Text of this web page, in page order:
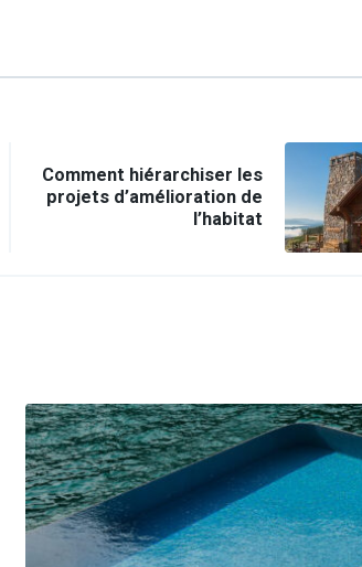
Comment hiérarchiser les
projets d’amélioration de
l’habitat